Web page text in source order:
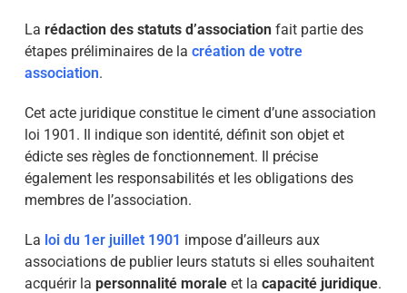
La rédaction des statuts d’association fait partie des
étapes préliminaires de la création de votre
association.
Cet acte juridique constitue le ciment d’une association
loi 1901. Il indique son identité, définit son objet et
édicte ses règles de fonctionnement. Il précise
également les responsabilités et les obligations des
membres de l’association.
La loi du 1er juillet 1901 impose d’ailleurs aux
associations de publier leurs statuts si elles souhaitent
acquérir la personnalité morale et la capacité juridique.